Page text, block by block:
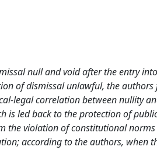
null and void after the entry
of dismissal unlawful, the
legal correlation between nullity
is led back to the protection of
the violation of constitutional
according to the authors, when